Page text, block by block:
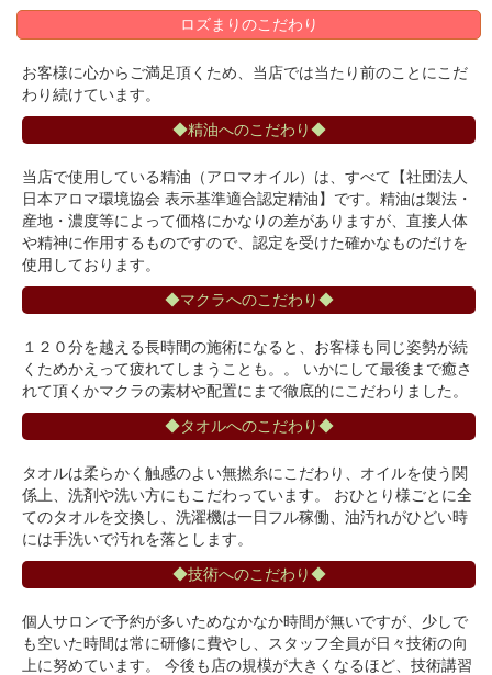
ロズまりのこだわり
お客様に心からご満足頂くため、当店では当たり前のことにこだ
わり続けています。
◆精油へのこだわり◆
当店で使用している精油（アロマオイル）は、すべて【社団法人
日本アロマ環境協会 表示基準適合認定精油】です。精油は製法・
産地・濃度等によって価格にかなりの差がありますが、直接人体
や精神に作用するものですので、認定を受けた確かなものだけを
使用しております。
◆マクラへのこだわり◆
１２０分を越える長時間の施術になると、お客様も同じ姿勢が続
くためかえって疲れてしまうことも。。 いかにして最後まで癒さ
れて頂くかマクラの素材や配置にまで徹底的にこだわりました。
◆タオルへのこだわり◆
タオルは柔らかく触感のよい無撚糸にこだわり、オイルを使う関
係上、洗剤や洗い方にもこだわっています。 おひとり様ごとに全
てのタオルを交換し、洗濯機は一日フル稼働、油汚れがひどい時
には手洗いで汚れを落とします。
◆技術へのこだわり◆
個人サロンで予約が多いためなかなか時間が無いですが、少しで
も空いた時間は常に研修に費やし、スタッフ全員が日々技術の向
上に努めています。 今後も店の規模が大きくなるほど、技術講習